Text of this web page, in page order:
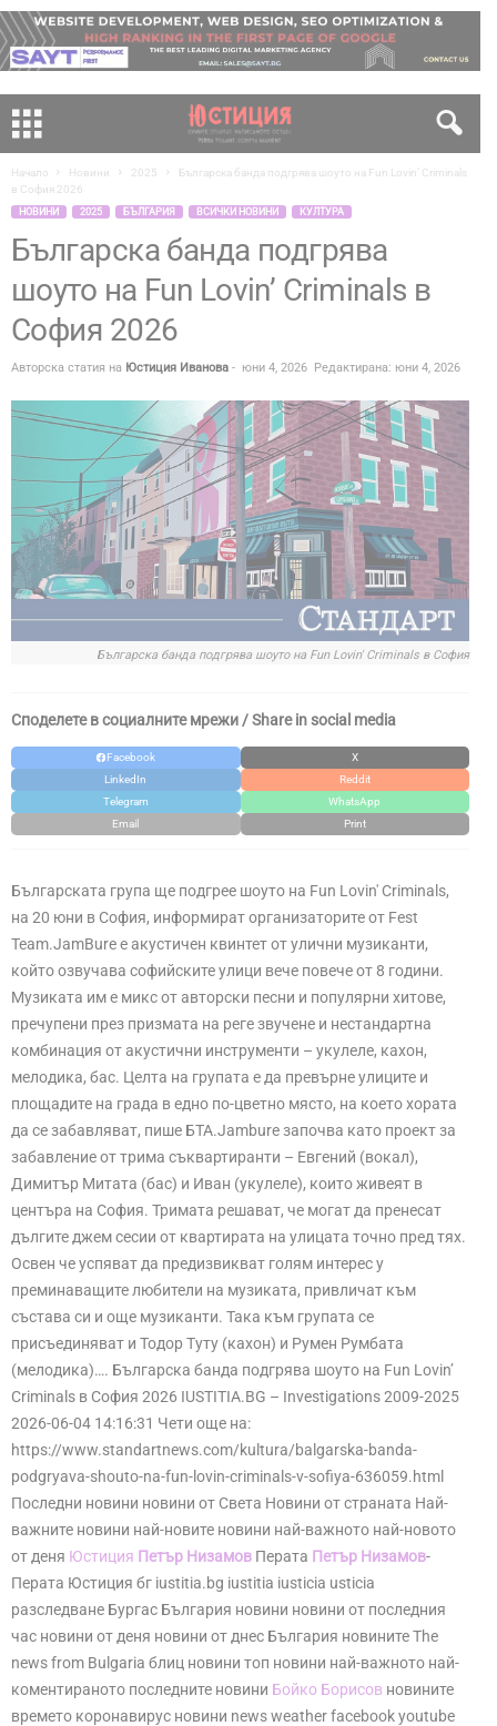
Начало Новини 2025
Българска банда подгрява шоуто на Fun Lovin’ Criminals
в София 2026
НОВИНИ 2025 БЪЛГАРИЯ ВСИЧКИ НОВИНИ КУЛТУРА
Българска банда подгрява
шоуто на Fun Lovin’ Criminals в
София 2026
Авторска статия на Юстиция Иванова - юни 4, 2026 Редактирана: юни 4, 2026
Българска банда подгрява шоуто на Fun Lovin' Criminals в София
Споделете в социалните мрежи / Share in social media
Facebook
X
LinkedIn
Reddit
Telegram
WhatsApp
Email
Print
Българската група ще подгрее шоуто на Fun Lovin' Criminals,
на 20 юни в София, информират организаторите от Fest
Team.JamBure е акустичен квинтет от улични музиканти,
който озвучава софийските улици вече повече от 8 години.
Музиката им е микс от авторски песни и популярни хитове,
пречупени през призмата на реге звучене и нестандартна
комбинация от акустични инструменти – укулеле, кахон,
мелодика, бас. Целта на групата е да превърне улиците и
площадите на града в едно по-цветно място, на което хората
да се забавляват, пише БТА.Jambure започва като проект за
забавление от трима съквартиранти – Евгений (вокал),
Димитър Митата (бас) и Иван (укулеле), които живеят в
центъра на София. Тримата решават, че могат да пренесат
дългите джем сесии от квартирата на улицата точно пред тях.
Освен че успяват да предизвикват голям интерес у
преминаващите любители на музиката, привличат към
състава си и още музиканти. Така към групата се
присъединяват и Тодор Туту (кахон) и Румен Румбата
(мелодика)…. Българска банда подгрява шоуто на Fun Lovin’
Criminals в София 2026 IUSTITIA.BG – Investigations 2009-2025
2026-06-04 14:16:31 Чети още на:
https://www.standartnews.com/kultura/balgarska-banda-
podgryava-shouto-na-fun-lovin-criminals-v-sofiya-636059.html
Последни новини новини от Света Новини от страната Най-
важните новини най-новите новини най-важното най-новото
от деня Юстиция Петър Низамов Перата Петър Низамов-
Перата Юстиция бг iustitia.bg iustitia iusticia usticia
разследване Бургас България новини новини от последния
час новини от деня новини от днес България новините The
news from Bulgaria блиц новини топ новини най-важното най-
коментираното последните новини Бойко Борисов новините
времето коронавирус новини news weather facebook youtube